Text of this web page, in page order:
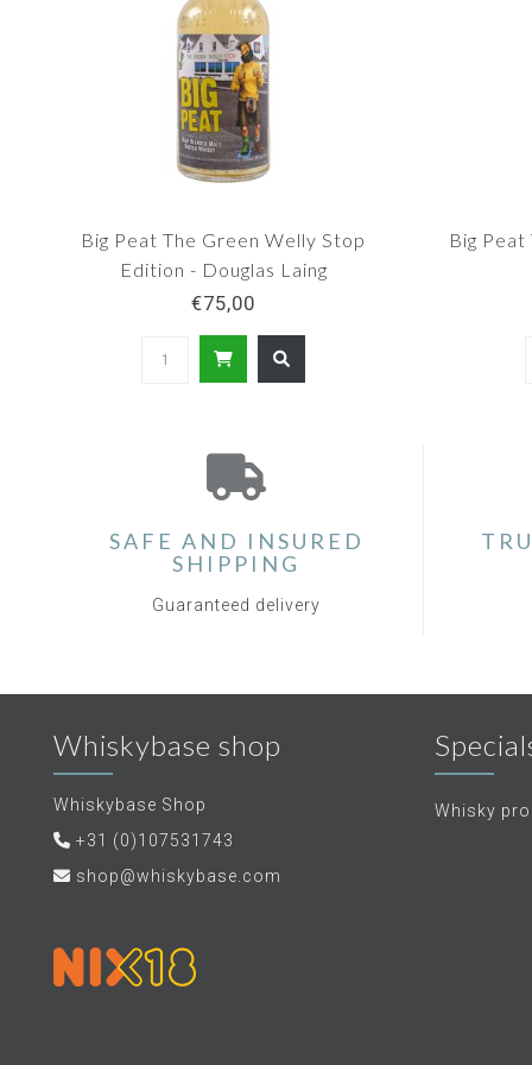
Big Peat The Green Welly Stop
Edition - Douglas Laing
€75,00
Big
SAFE AND INSURED
SHIPPING
Guaranteed delivery
Whiskybase shop
Whiskybase Shop
+31 (0)107531743
shop@whiskybase.com
Whisky